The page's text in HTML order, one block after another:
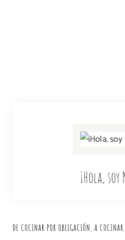
¡Hola, soy
DE COCINAR POR OBLIGACIÓN, A